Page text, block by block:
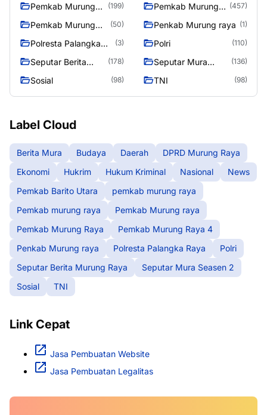
Pemkab Murung
(199)
Pemkab Murung
(457)
Pemkab Murung
(50) Penkab Murung raya (1)
Polresta Palangka
(3) Polri (110)
Seputar Berita
(178)
Seputar Mura
(136)
Sosial (98) TNI (98)
Label Cloud
Berita Mura Budaya Daerah
DPRD Murung Raya
Ekonomi
Hukrim Hukum Kriminal Nasional
News
Pemkab Barito Utara
pemkab murung raya
Pemkab murung raya
Pemkab Murung raya
Pemkab Murung Raya
Pemkab Murung Raya 4
Penkab Murung raya
Polresta Palangka Raya
Polri
Seputar Berita Murung Raya
Seputar Mura Seasen 2
Sosial
TNI
Link Cepat
Jasa Pembuatan Website
Jasa Pembuatan Legalitas